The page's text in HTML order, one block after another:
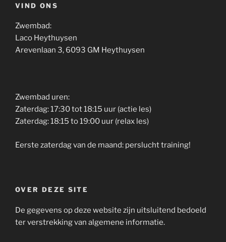
VIND ONS
Zwembad:
Laco Heythuysen
Arevenlaan 3, 6093 GM Heythuysen
Zwembad uren:
Zaterdag: 17:30 tot 18:15 uur (actie les)
Zaterdag: 18:15 to 19:00 uur (relax les)
Eerste zaterdag van de maand: perslucht training!
OVER DEZE SITE
De gegevens op deze website zijn uitsluitend bedoeld
ter verstrekking van algemene informatie.